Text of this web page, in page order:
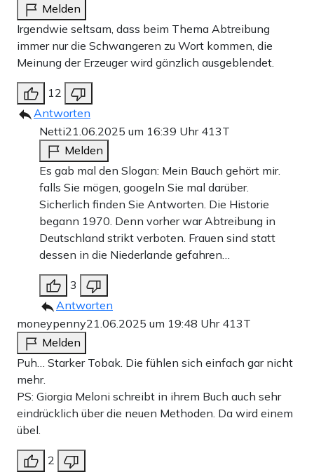
Melden
Irgendwie seltsam, dass beim Thema Abtreibung
immer nur die Schwangeren zu Wort kommen, die
Meinung der Erzeuger wird gänzlich ausgeblendet.
12
Antworten
Netti21.06.2025 um 16:39 Uhr 413T
Melden
Es gab mal den Slogan: Mein Bauch gehört mir.
falls Sie mögen, googeln Sie mal darüber.
Sicherlich finden Sie Antworten. Die Historie
begann 1970. Denn vorher war Abtreibung in
Deutschland strikt verboten. Frauen sind statt
dessen in die Niederlande gefahren…
3
Antworten
moneypenny21.06.2025 um 19:48 Uhr 413T
Melden
Puh… Starker Tobak. Die fühlen sich einfach gar nicht
mehr.
PS: Giorgia Meloni schreibt in ihrem Buch auch sehr
eindrücklich über die neuen Methoden. Da wird einem
übel.
2